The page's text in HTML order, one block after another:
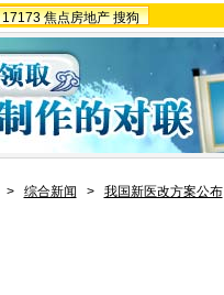
17173 焦点房地产 搜狗
> 综合新闻 > 我国新医改方案公布